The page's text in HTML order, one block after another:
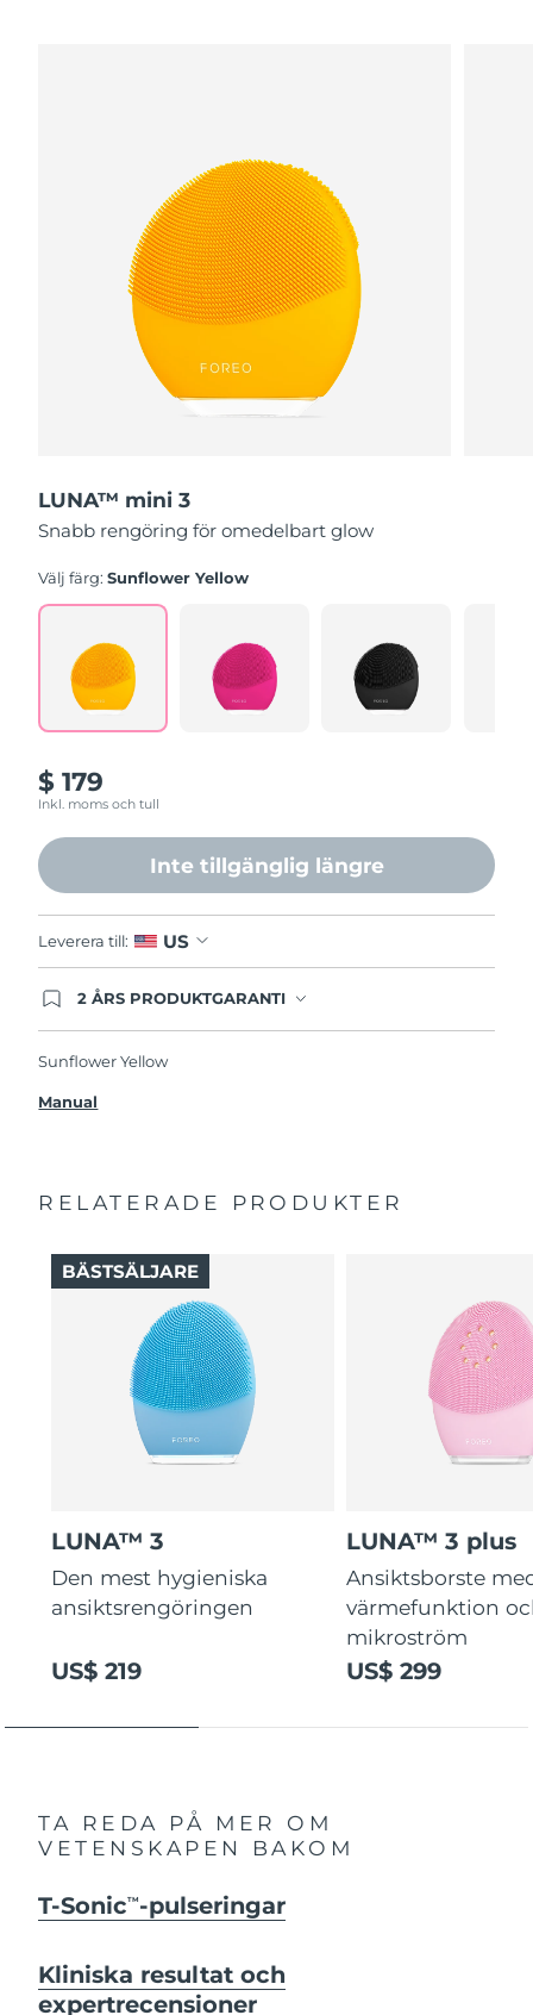
LUNA™ mini 3
Snabb rengöring för omedelbart glow
Välj färg:Sunflower Yellow
$ 179
Inkl. moms och tull
Inte tillgänglig längre
Leverera till: US
2 ÅRS PRODUKTGARANTI
utan extra kostnad om du får problem med den
Sunflower Yellow
Manual
RELATERADE PRODUKTER
LUNA™ 3
Den mest hygieniska
ansiktsrengöringen
US$ 219
BÄSTSÄLJARE
LUNA™ 3 plus
Ansiktsborste
värmefunktion
mikroström
US$ 299
TA REDA PÅ MER OM
VETENSKAPEN BAKOM
T-SonicTM -pulseringar
Kliniska resultat och
expertrecensioner